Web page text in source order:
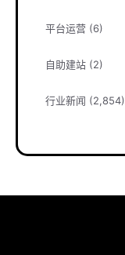
平台运营 (6)
自助建站 (2)
行业新闻 (2,854)